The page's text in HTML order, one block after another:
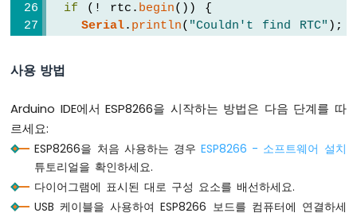
LED
기
조
ESP8266
-
가
항
기
if (! rtc. begin()) {
Serial. println( "Couldn't find RTC" );
  }
// 이 스케치가 컴파일된 PC의 날짜 및 시간으
  rtc.
// 명시적인 날짜 및 시간으로 RTC를 수동으로
// 2021년 1월 21일 오전 3시를 설정하려면 아
// rtc.adjust(DateTime(2021, 1, 21, 3,
사용 방법
Arduino IDE에서 ESP8266을 시작하는 방법은 다음 단계를 따
르세요:
ESP8266을 처음 사용하는 경우ESP8266 - 소프트웨어 설치
튜토리얼을 확인하세요.
다이어그램에 표시된 대로 구성 요소를 배선하세요.
USB 케이블을 사용하여 ESP8266 보드를 컴퓨터에 연결하세